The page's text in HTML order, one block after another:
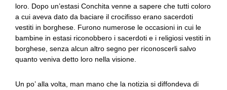
loro. Dopo un’estasi Conchita venne a sapere che tutti coloro
a cui aveva dato da baciare il crocifisso erano sacerdoti
vestiti in borghese. Furono numerose le occasioni in cui le
bambine in estasi riconobbero i sacerdoti e i religiosi vestiti in
borghese, senza alcun altro segno per riconoscerli salvo
quanto veniva detto loro nella visione.
Un po’ alla volta, man mano che la notizia si diffondeva di